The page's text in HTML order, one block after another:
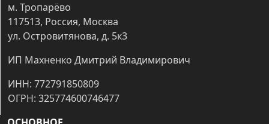
м. Тропарёво
117513, Россия, Москва
ул. Островитянова, д. 5к3
ИП Махненко Дмитрий Владимирович
ИНН: 772791850809
ОГРН: 325774600746477